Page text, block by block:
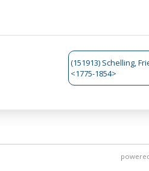
(151913) Schelling,
<1775-1854>